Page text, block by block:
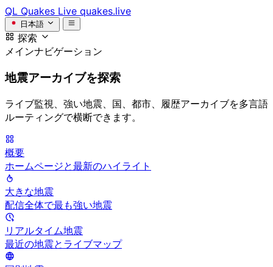
QL Quakes Live quakes.live
日本語
探索
メインナビゲーション
地震アーカイブを探索
ライブ監視、強い地震、国、都市、履歴アーカイブを多言語
ルーティングで横断できます。
概要
ホームページと最新のハイライト
大きな地震
配信全体で最も強い地震
リアルタイム地震
最近の地震とライブマップ